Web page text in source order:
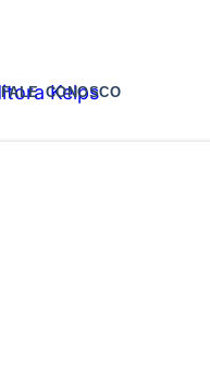
FALE CONOSCO